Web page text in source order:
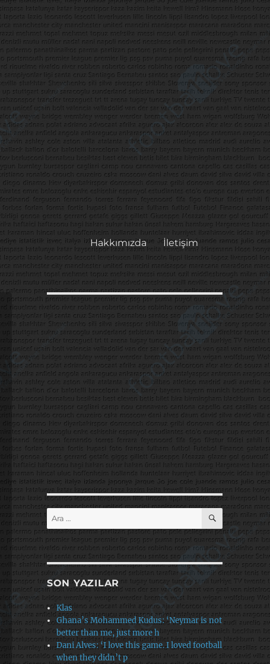
Hakkımızda İletişim
Ara: ARA
SON YAZILAR
Klas
Ghana’s Mohammed Kudus: ‘Neymar is not
better than me, just more h
Dani Alves: ‘I love this game. I loved football
when they didn’t p